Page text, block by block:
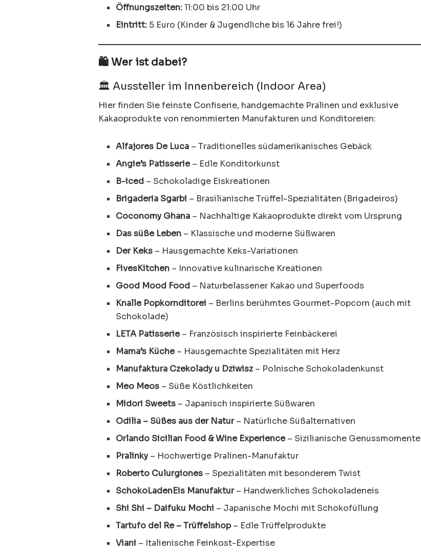
Öffnungszeiten:11:00 bis 21:00 Uhr
Eintritt: 5 Euro (Kinder & Jugendliche bis 16 Jahre frei!)
🛍️ Wer ist dabei?
🏛️ Aussteller im Innenbereich (Indoor Area)
Hier finden Sie feinste Confiserie, handgemachte Pralinen und exklusive
Kakaoprodukte von renommierten Manufakturen und Konditoreien:
Alfajores De Luca – Traditionelles südamerikanisches Gebäck
Angie’s Patisserie– Edle Konditorkunst
B-iced – Schokoladige Eiskreationen
Brigaderia Sgarbi – Brasilianische Trüffel-Spezialitäten (Brigadeiros)
Coconomy Ghana – Nachhaltige Kakaoprodukte direkt vom Ursprung
Das süße Leben – Klassische und moderne Süßwaren
Der Keks – Hausgemachte Keks-Variationen
FivesKitchen – Innovative kulinarische Kreationen
Good Mood Food – Naturbelassener Kakao und Superfoods
Knalle Popkornditorei – Berlins berühmtes Gourmet-Popcorn (auch mit
Schokolade)
LETA Patisserie– Französisch inspirierte Feinbäckerei
Mama’s Küche– Hausgemachte Spezialitäten mit Herz
Manufaktura Czekolady u Dziwisz – Polnische Schokoladenkunst
Meo Meos – Süße Köstlichkeiten
Midori Sweets – Japanisch inspirierte Süßwaren
Odilia – Süßes aus der Natur– Natürliche Süßalternativen
Orlando Sicilian Food & Wine Experience– Sizilianische Genussmomente
Pralinky – Hochwertige Pralinen-Manufaktur
Roberto Culurgiones – Spezialitäten mit besonderem Twist
SchokoLadenEis Manufaktur– Handwerkliches Schokoladeneis
Shi Shi – Daifuku Mochi – Japanische Mochi mit Schokofüllung
Tartufo del Re – Trüffelshop– Edle Trüffelprodukte
Viani – Italienische Feinkost-Expertise